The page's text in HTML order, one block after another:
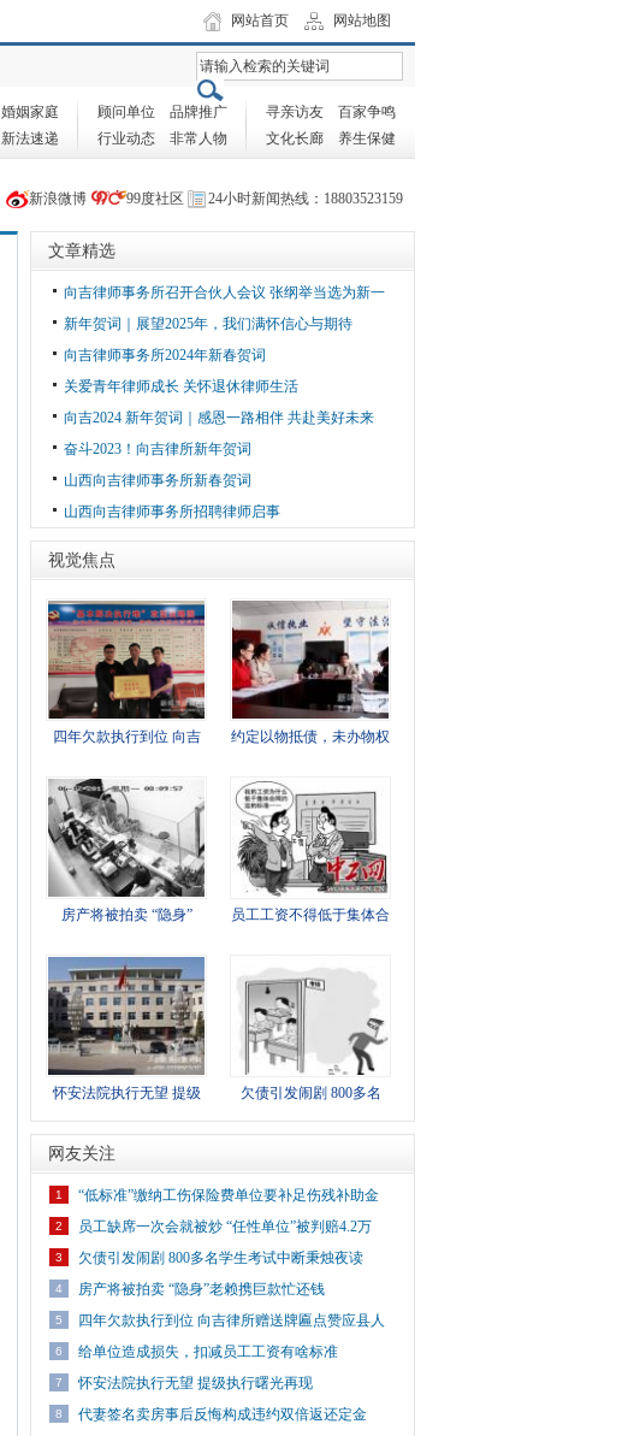
网站首页 网站地图
婚姻家庭
新法速递
顾问单位
品牌推广
行业动态
非常人物
寻亲访友
百家争鸣
文化长廊
养生保健
新浪微博 99度社区 24小时新闻热线：18803523159
文章精选
向吉律师事务所召开合伙人会议 张纲举当选为新一
新年贺词｜展望2025年，我们满怀信心与期待
向吉律师事务所2024年新春贺词
关爱青年律师成长 关怀退休律师生活
向吉2024 新年贺词｜感恩一路相伴 共赴美好未来
奋斗2023！向吉律所新年贺词
山西向吉律师事务所新春贺词
山西向吉律师事务所招聘律师启事
视觉焦点
四年欠款执行到位 向吉 约定以物抵债，未办物权
房产将被拍卖 “隐身” 员工工资不得低于集体合
怀安法院执行无望 提级 欠债引发闹剧 800多名
网友关注
1 “低标准”缴纳工伤保险费单位要补足伤残补助金
2 员工缺席一次会就被炒 “任性单位”被判赔4.2万
3 欠债引发闹剧 800多名学生考试中断秉烛夜读
4 房产将被拍卖 “隐身”老赖携巨款忙还钱
5 四年欠款执行到位 向吉律所赠送牌匾点赞应县人
6 给单位造成损失，扣减员工工资有啥标准
7 怀安法院执行无望 提级执行曙光再现
8 代妻签名卖房事后反悔构成违约双倍返还定金